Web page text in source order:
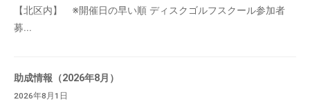
【北区内】 ※開催日の早い順 ディスクゴルフスクール参加者
募...
助成情報（2026年8月）
2026年8月1日